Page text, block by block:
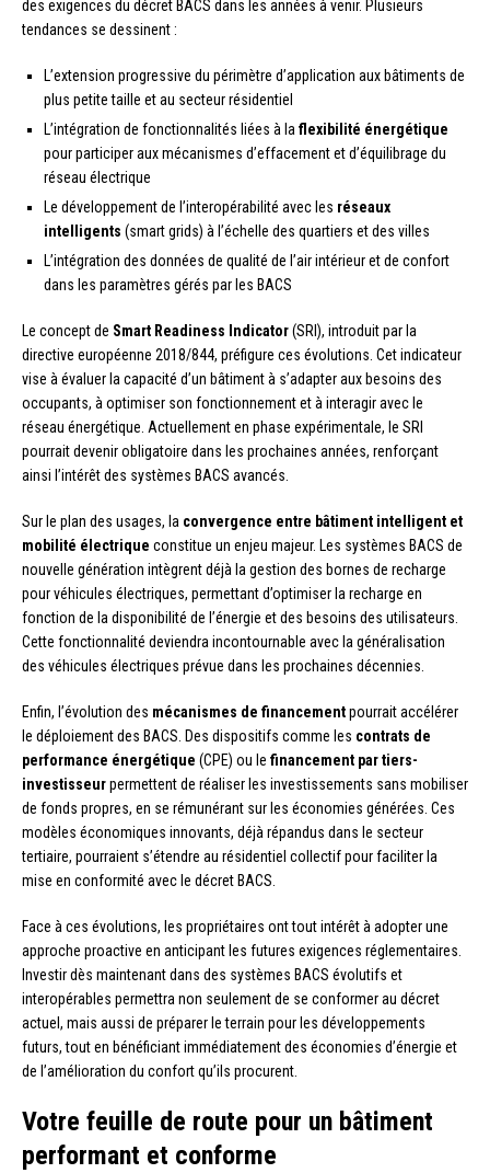
des exigences du décret BACS dans les années à venir. Plusieurs
tendances se dessinent :
L’extension progressive du périmètre d’application aux bâtiments de
plus petite taille et au secteur résidentiel
L’intégration de fonctionnalités liées à la flexibilité énergétique
pour participer aux mécanismes d’effacement et d’équilibrage du
réseau électrique
Le développement de l’interopérabilité avec les réseaux
intelligents (smart grids) à l’échelle des quartiers et des villes
L’intégration des données de qualité de l’air intérieur et de confort
dans les paramètres gérés par les BACS
Le concept de Smart Readiness Indicator(SRI), introduit par la
directive européenne 2018/844, préfigure ces évolutions. Cet indicateur
vise à évaluer la capacité d’un bâtiment à s’adapter aux besoins des
occupants, à optimiser son fonctionnement et à interagir avec le
réseau énergétique. Actuellement en phase expérimentale, le SRI
pourrait devenir obligatoire dans les prochaines années, renforçant
ainsi l’intérêt des systèmes BACS avancés.
Sur le plan des usages, la convergence entre bâtiment intelligent et
mobilité électrique constitue un enjeu majeur. Les systèmes BACS de
nouvelle génération intègrent déjà la gestion des bornes de recharge
pour véhicules électriques, permettant d’optimiser la recharge en
fonction de la disponibilité de l’énergie et des besoins des utilisateurs.
Cette fonctionnalité deviendra incontournable avec la généralisation
des véhicules électriques prévue dans les prochaines décennies.
Enfin, l’évolution des mécanismes de financementpourrait accélérer
le déploiement des BACS. Des dispositifs comme les contrats de
performance énergétique (CPE) ou le financement par tiers-
investisseurpermettent de réaliser les investissements sans mobiliser
de fonds propres, en se rémunérant sur les économies générées. Ces
modèles économiques innovants, déjà répandus dans le secteur
tertiaire, pourraient s’étendre au résidentiel collectif pour faciliter la
mise en conformité avec le décret BACS.
Face à ces évolutions, les propriétaires ont tout intérêt à adopter une
approche proactive en anticipant les futures exigences réglementaires.
Investir dès maintenant dans des systèmes BACS évolutifs et
interopérables permettra non seulement de se conformer au décret
actuel, mais aussi de préparer le terrain pour les développements
futurs, tout en bénéficiant immédiatement des économies d’énergie et
de l’amélioration du confort qu’ils procurent.
Votre feuille de route pour un bâtiment
performant et conforme